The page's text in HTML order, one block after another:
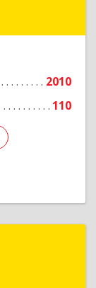
2010
110
Подробнее
г,